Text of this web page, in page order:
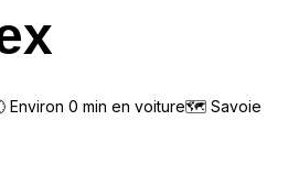
Environ 0 min en voiture🗺 Savoie